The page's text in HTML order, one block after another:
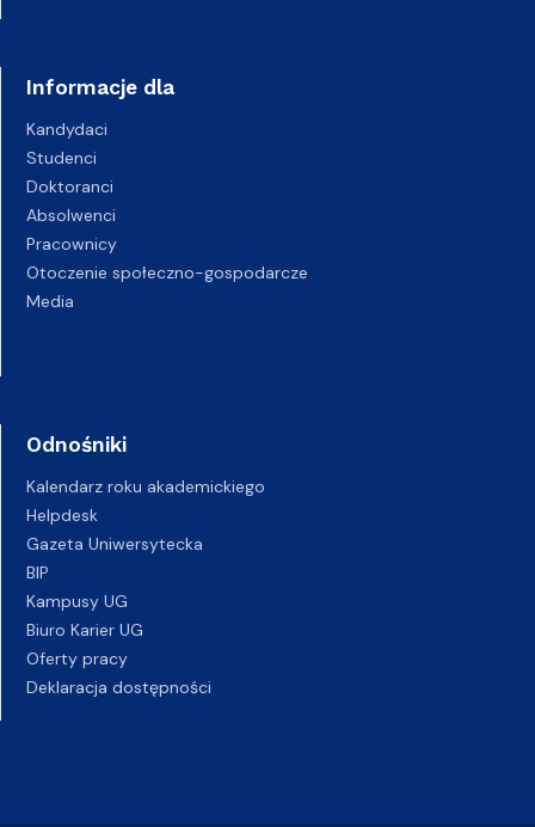
Informacje dla
Kandydaci
Studenci
Doktoranci
Absolwenci
Pracownicy
Otoczenie społeczno-gospodarcze
Media
Odnośniki
Kalendarz roku akademickiego
Helpdesk
Gazeta Uniwersytecka
BIP
Kampusy UG
Biuro Karier UG
Oferty pracy
Deklaracja dostępności